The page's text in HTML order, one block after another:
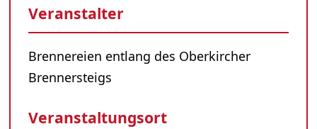
Veranstalter
Brennereien entlang des Oberkircher
Brennersteigs
Veranstaltungsort